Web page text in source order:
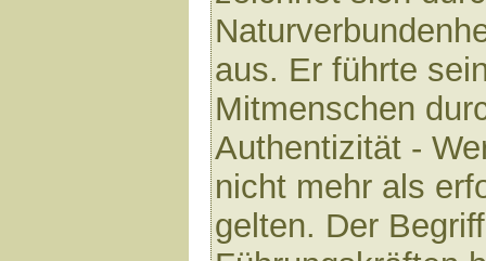
aus. Er führte
Mitmenschen
Authentizität -
nicht mehr als
gelten. Der